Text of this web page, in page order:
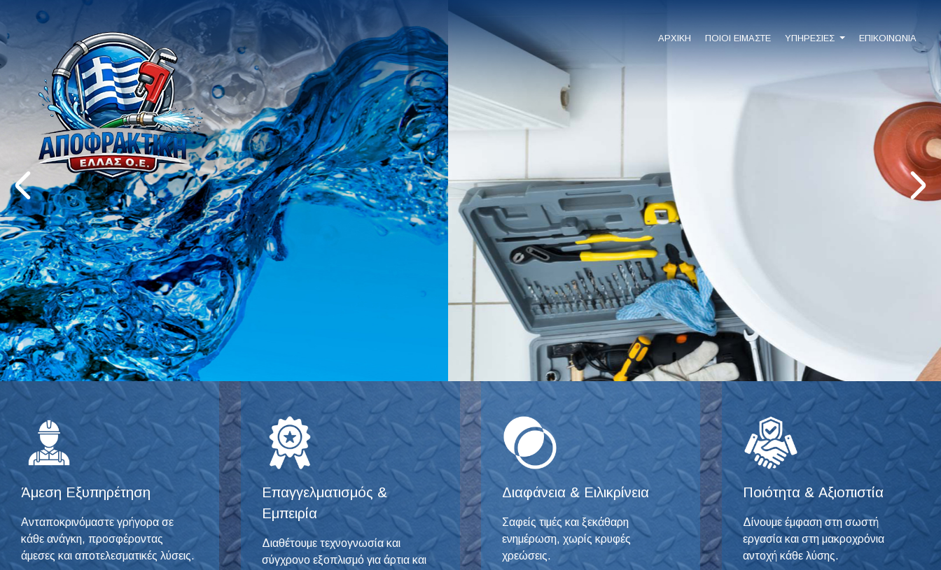
ΑΡΧΙΚΗ ΠΟΙΟΙ ΕΙΜΑΣΤΕ ΥΠΗΡΕΣΙΕΣ ΕΠΙΚΟΙΝΩΝΙΑ
Άμεση Εξυπηρέτηση
Ανταποκρινόμαστε γρήγορα σε
κάθε ανάγκη, προσφέροντας
άμεσες και αποτελεσματικές λύσεις.
Επαγγελματισμός &
Εμπειρία
Διαθέτουμε τεχνογνωσία και
σύγχρονο εξοπλισμό για άρτια και
Διαφάνεια & Ειλικρίνεια
Σαφείς τιμές και ξεκάθαρη
ενημέρωση, χωρίς κρυφές
χρεώσεις.
Ποιότητα & Αξιοπιστία
Δίνουμε έμφαση στη σωστή
εργασία και στη μακροχρόνια
αντοχή κάθε λύσης.